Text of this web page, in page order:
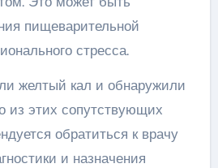
пищеварительной
стресса.
желтый кал и обнаружили
из этих сопутствующих
обратиться к врачу
и назначения